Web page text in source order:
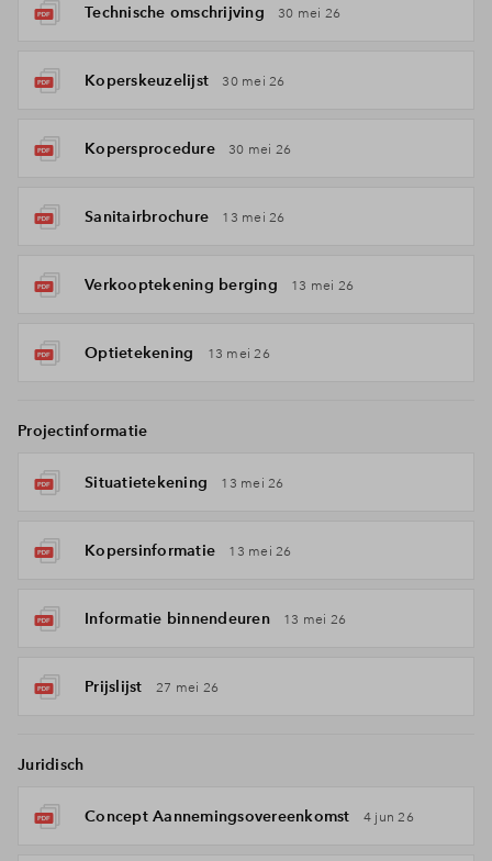
Technische omschrijving 30 mei 26
Koperskeuzelijst 30 mei 26
Kopersprocedure 30 mei 26
Sanitairbrochure 13 mei 26
Verkooptekening berging 13 mei 26
Optietekening 13 mei 26
Projectinformatie
Situatietekening 13 mei 26
Kopersinformatie 13 mei 26
Informatie binnendeuren 13 mei 26
Prijslijst 27 mei 26
Juridisch
Concept Aannemingsovereenkomst 4 jun 26